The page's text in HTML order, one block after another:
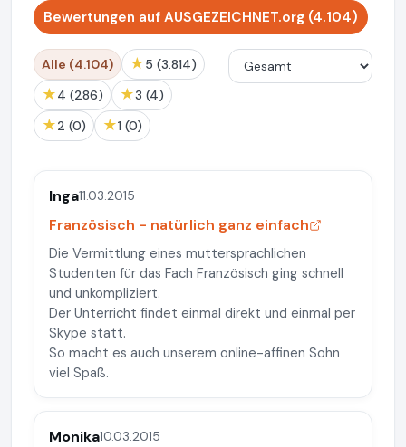
Bewertungen auf AUSGEZEICHNET.org (4.104)
Alle (4.104) ★ 5 (3.814)
★ 4 (286) ★ 3 (4)
★ 2 (0) ★ 1 (0)
Inga11.03.2015
Französisch - natürlich ganz einfach
Die Vermittlung eines muttersprachlichen
Studenten für das Fach Französisch ging schnell
und unkompliziert.
Der Unterricht findet einmal direkt und einmal per
Skype statt.
So macht es auch unserem online-affinen Sohn
viel Spaß.
Monika10.03.2015